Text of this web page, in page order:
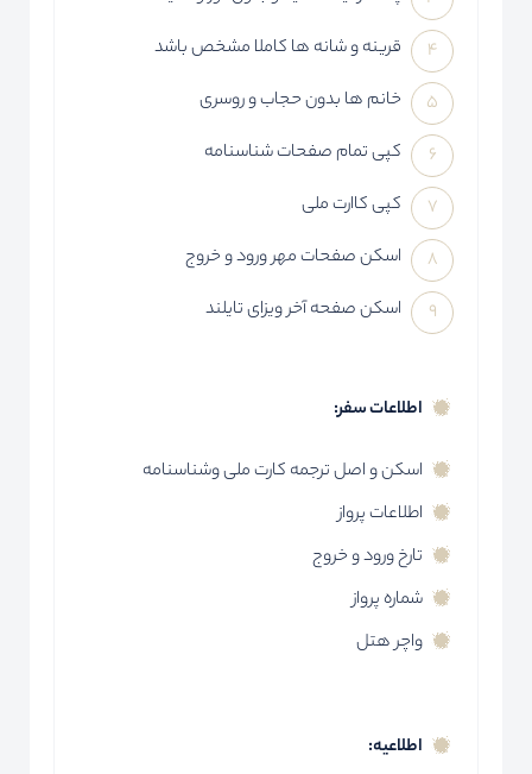
قرینه و شانه ها کاملا مشخص باشد
خانم ها بدون حجاب و روسری
کپی تمام صفحات شناسنامه
کپی کاارت ملی
اسکن صفحات مهر ورود و خروج
اسکن صفحه آخر ویزای تایلند
اطلاعات سفر:
اسکن و اصل ترجمه کارت ملی وشناسنامه
اطلاعات پرواز
تارخ ورود و خروج
شماره پرواز
واچر هتل
اطلاعیه: